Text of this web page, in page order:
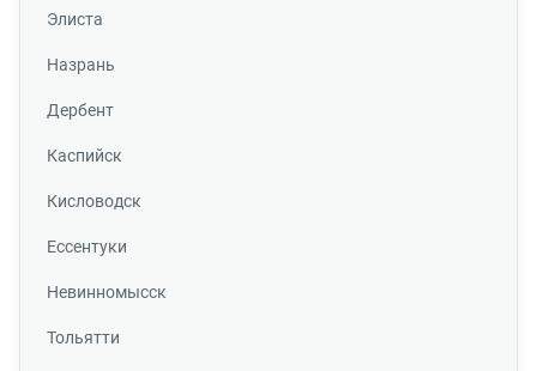
Элиста
Назрань
Дербент
Каспийск
Кисловодск
Ессентуки
Невинномысск
Тольятти